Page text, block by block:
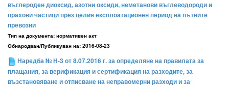
въглероден диоксид, азотни оксиди, неметанови въглеводороди и
прахови частици през целия експлоатационен период на пътните
превозни
Тип на документа: нормативен акт
Обнародван/Публикуван на: 2016-08-23
Наредба № Н-3 от 8.07.2016 г. за определяне на правилата за
плащания, за верификация и сертификация на разходите, за
възстановяване и отписване на неправомерни разходи и за